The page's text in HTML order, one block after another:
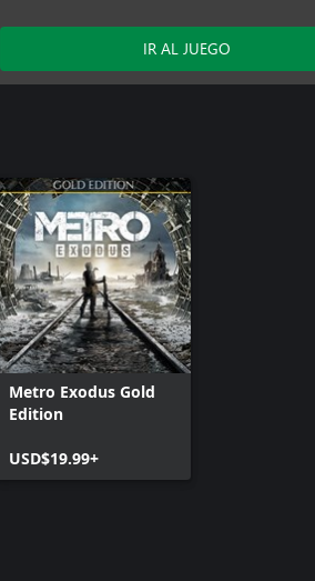
IR AL JUEGO
Metro Exodus Gold
Edition
USD$19.99+